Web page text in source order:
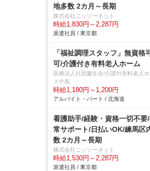
地多数 2カ月～長期
株式会社ニッソーネット
時給1,830円～2,287円
派遣社員 / 東京都
「福祉調理スタッフ」無資格
可/介護付き有料老人ホーム
医療法人社団慶生会/介護付有料老人
ス中島
時給1,180円～1,200円
アルバイト・パート / 北海道
看護助手/経験・資格一切不要
常サポート/日払いOK/練馬区
数 2カ月～長期
株式会社ニッソーネット
時給1,530円～2,287円
派遣社員 / 東京都